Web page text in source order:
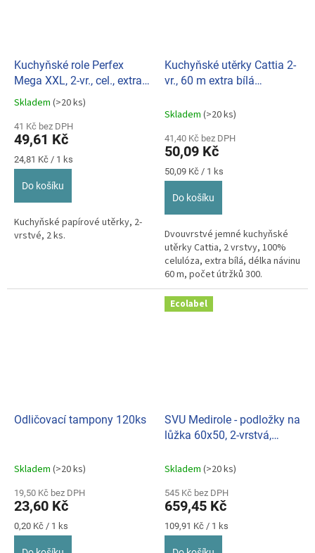
Kuchyňské role Perfex
Mega XXL, 2-vr., cel., extra
bílá, (bal.2ks) 080110
Průměrné
produktu
je
5,0
z
Skladem (>20 ks)
41 Kč bez DPH
49,61 Kč
Měrná
cena:
24,81 Kč / 1 ks
Do košíku
Kuchyňské papírové utěrky, 2-
vrstvé, 2 ks.
Kuchyňské utěrky Cattia 2-
vr., 60 m extra bílá
Skladem (>20 ks)
41,40 Kč bez DPH
50,09 Kč
Měrná
cena:
50,09 Kč / 1 ks
Do košíku
Dvouvrstvé jemné kuchyňské
utěrky Cattia, 2 vrstvy, 100%
celulóza, extra bílá, délka návinu
60 m, počet útržků 300.
Odličovací tampony 120ks
Skladem (>20 ks)
19,50 Kč bez DPH
23,60 Kč
Měrná
cena:
0,20 Kč / 1 ks
Ecolabel
SVU Medirole - podložky na
lůžka 60x50, 2-vrstvá,
Skladem (>20 ks)
545 Kč bez DPH
659,45 Kč
Měrná
cena:
109,91 Kč / 1 ks